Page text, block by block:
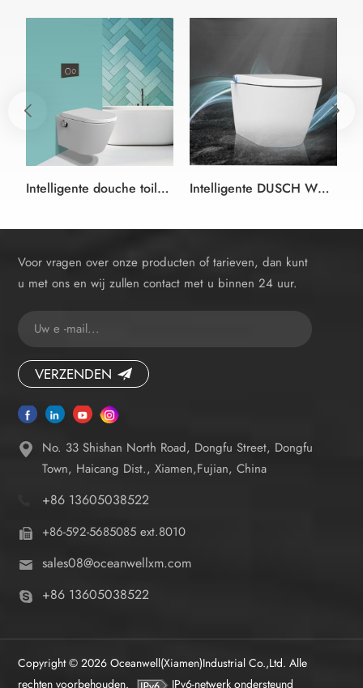
Intelligente douche toilet Bidet Zitting wit en kleur zwart-duitse stijl Intelligente DUSCH WC douche bidet Wc-zitting wit bidet wc-bril in randloze Design
Voor vragen over onze producten of tarieven, dan kunt
u met ons en wij zullen contact met u binnen 24 uur.
VERZENDEN
No. 33 Shishan North Road, Dongfu Street, Dongfu
Town, Haicang Dist., Xiamen,Fujian, China
+86 13605038522
+86-592-5685085 ext.8010
sales08@oceanwellxm.com
+86 13605038522
Copyright © 2026 Oceanwell(Xiamen)Industrial Co.,Ltd. Alle
rechten voorbehouden.
IPv6-netwerk ondersteund